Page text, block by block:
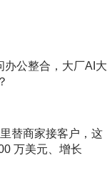
办公整合，大厂AI大
替商家接客户，这
万美元、增长